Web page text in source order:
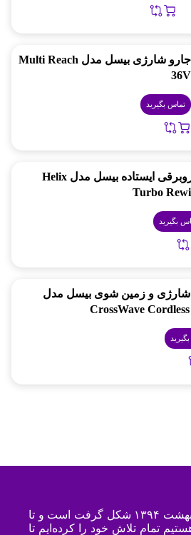
جارو شارژی بیسل مدل Multi Reach
36V
تماس بگیرید
جاروبرقی ایستاده بیسل مدل Helix
Turbo
بگیرید
شارژی و زمین شوی بیسل مدل
CrossWave
داستان پرهوم در اردیبهشت ۱۳۹۴ شکل گرفت است و تا
تمام تلاش خود را کرده‌ایم تا